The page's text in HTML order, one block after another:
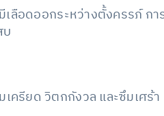
ลือดออกระหว่างตั้งครรภ์ ก
ครียด วิตกกังวล และซึมเศร้า